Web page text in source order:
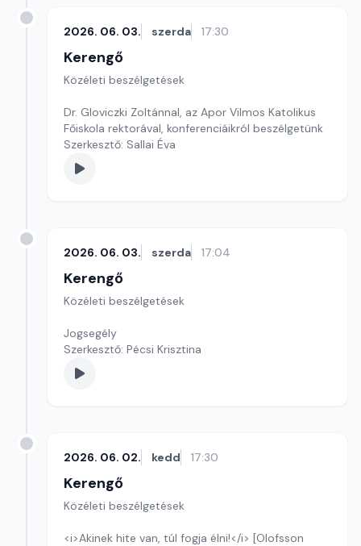
2026. 06. 03. szerda 17:30
Kerengő
Közéleti beszélgetések
Dr. Gloviczki Zoltánnal, az Apor Vilmos Katolikus
Főiskola rektorával, konferenciáikról beszélgetünk
Szerkesztő: Sallai Éva
2026. 06. 03. szerda 17:04
Kerengő
Közéleti beszélgetések
Jogsegély
Szerkesztő: Pécsi Krisztina
2026. 06. 02. kedd 17:30
Kerengő
Közéleti beszélgetések
<i>Akinek hite van, túl fogja élni!</i> [Olofsson